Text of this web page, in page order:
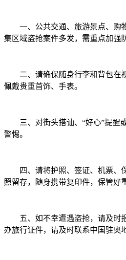
一、公共交通、旅游景点、购
集区域盗抢案件多发，需重点加强
二、请确保随身行李和背包在
佩戴贵重首饰、手表。
三、对街头搭讪、“好心”提醒
警惕。
四、请将护照、签证、机票、
照留存，随身携带复印件，保管好
五、如不幸遭遇盗抢，请及时
办旅行证件，请及时联系中国驻奥